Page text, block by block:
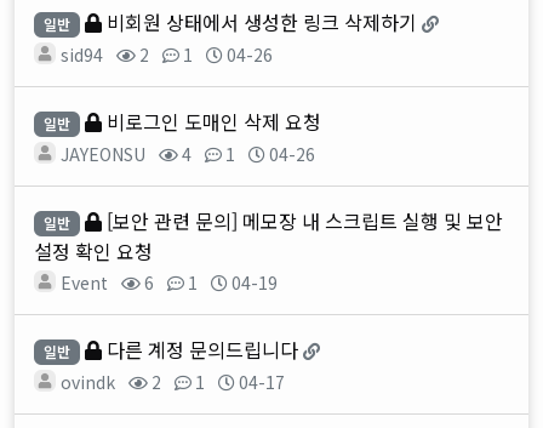
일반 비회원 상태에서 생성한 링크 삭제하기
sid94 2 1 04-26
일반 비로그인 도매인 삭제 요청
JAYEONSU 4 1 04-26
일반
[보안 관련 문의] 메모장 내 스크립트 실행 및 보안
설정 확인 요청
Event 6 1 04-19
일반 다른 계정 문의드립니다
ovindk 2 1 04-17